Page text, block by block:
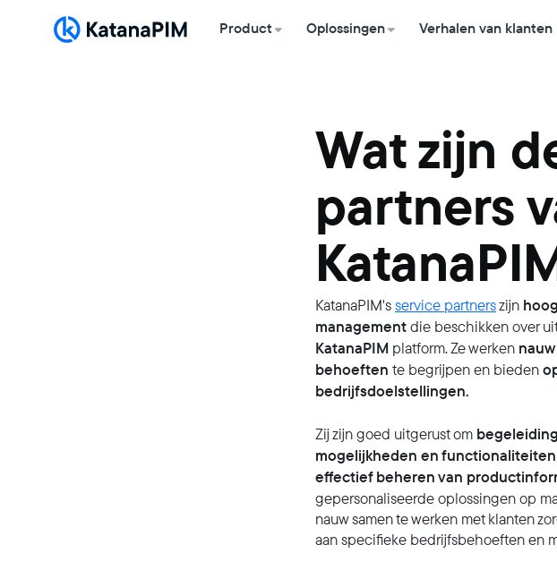
Product Oplossingen Verhalen van klanten
Wat zijn
partners
KatanaPIM'sservice partnerszijn
managementdie beschikken over
KatanaPIM platform. Ze werken
behoeften te begrijpen en bieden
bedrijfsdoelstellingen.
Zij zijn goed uitgerust om begeleiding
mogelijkheden en
effectief beheren van
gepersonaliseerde oplossingen op
nauw samen te werken met klanten
aan specifieke bedrijfsbehoeften en